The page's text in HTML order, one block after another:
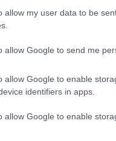
allow my user data to be
allow Google to send me
allow Google to enable
identifiers in apps.
allow Google to enable
della morale”…